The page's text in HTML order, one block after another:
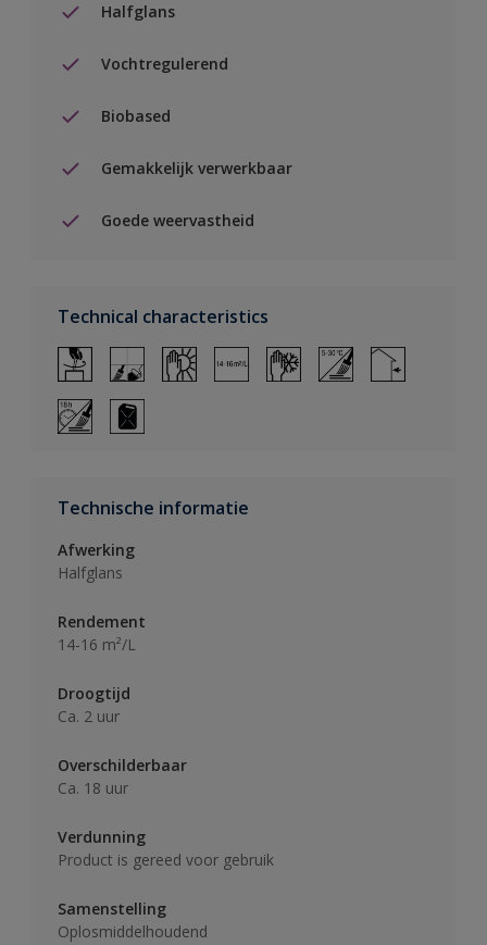
Halfglans
Vochtregulerend
Biobased
Gemakkelijk verwerkbaar
Goede weervastheid
Technical characteristics
Technische informatie
Afwerking
Halfglans
Rendement
14-16 m²/L
Droogtijd
Ca. 2 uur
Overschilderbaar
Ca. 18 uur
Verdunning
Product is gereed voor gebruik
Samenstelling
Oplosmiddelhoudend